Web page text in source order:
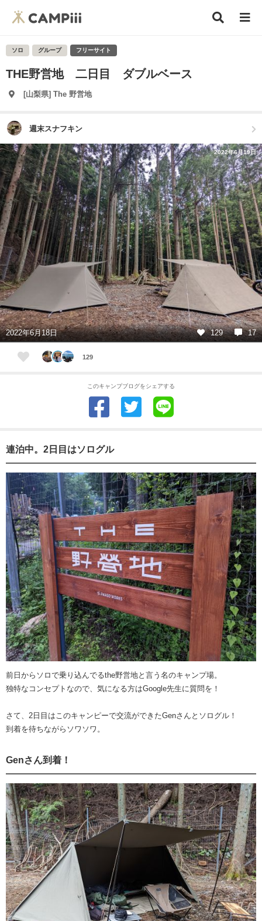
ソロ グループ フリーサイト
THE野営地 二日目 ダブルベース
[山梨県] The 野営地
週末スナフキン
2022年6月19日
2022年6月18日 129 17
129
このキャンプブログをシェアする
連泊中。2日目はソログル
前日からソロで乗り込んでるthe野営地と言う名のキャンプ場。
独特なコンセプトなので、気になる方はGoogle先生に質問を！
さて、2日目はこのキャンピーで交流ができたGenさんとソログル！
到着を待ちながらソワソワ。
Genさん到着！